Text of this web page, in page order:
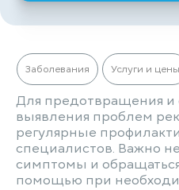
Заболевания Услуги и цены
Для предотвращения и
выявления проблем
регулярные
специалистов. Важно
симптомы и
помощью при